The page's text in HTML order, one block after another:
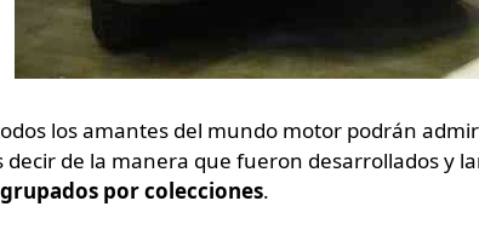
los amantes del mundo motor podrán
decir de la manera que fueron desarrollados y
por colecciones.